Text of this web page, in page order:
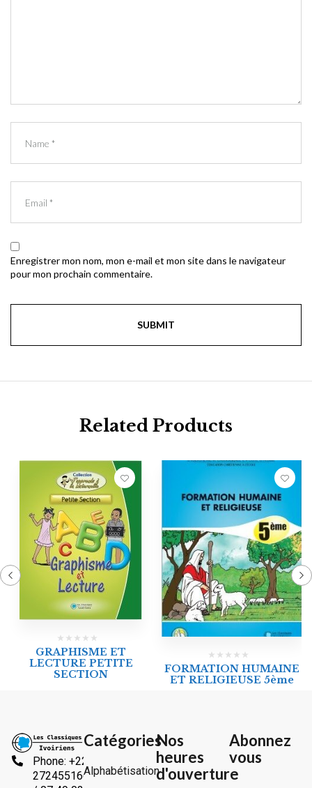
Enregistrer mon nom, mon e-mail et mon site dans le navigateur
pour mon prochain commentaire.
Related Products
GRAPHISME ET
LECTURE PETITE
SECTION
FORMATION HUMAINE
ET RELIGIEUSE 5ème
Phone: +225
2724551666
Catégories
Alphabétisation
Nos
heures
d'ouverture
Abonnez
vous